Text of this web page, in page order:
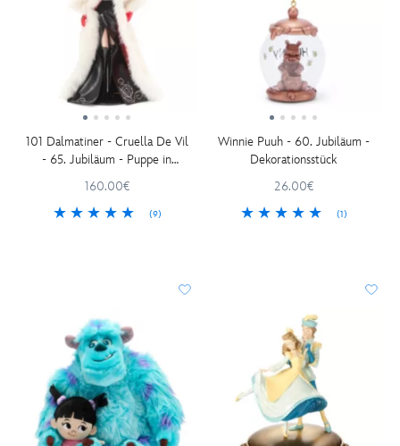
101 Dalmatiner - Cruella De Vil
- 65. Jubiläum - Puppe in
160.00€
(9)
Winnie Puuh - 60. Jubiläum -
Dekorationsstück
26.00€
(1)